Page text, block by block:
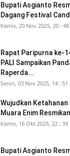
Bupati Asgianto
Dagang Festival
Kamis, 20 Nov 2025, 20 : 48
Rapat Paripurna ke-
PALI Sampaikan
Raperda...
Senin, 03 Nov 2025, 14 : 51
Wujudkan
Muara Enim
Kamis, 16 Okt 2025, 22 : 39
Bupati Asgianto